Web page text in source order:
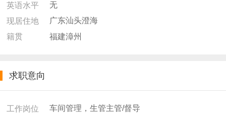
英语水平
无
现居住地
广东汕头澄海
籍贯
福建漳州
求职意向
工作岗位
车间管理，生管主管/督导